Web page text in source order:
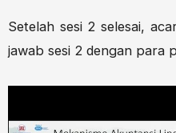
Setelah sesi 2 selesai,
jawab sesi 2 dengan para